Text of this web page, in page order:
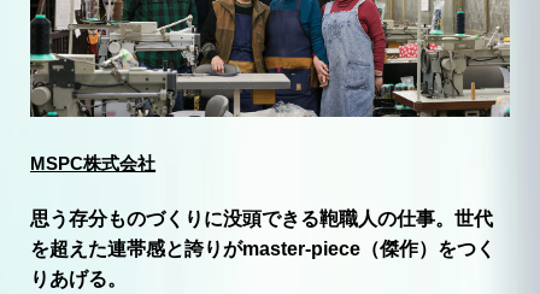
MSPC株式会社
思う存分ものづくりに没頭できる鞄職人の仕事。世代
を超えた連帯感と誇りがmaster-piece（傑作）をつく
りあげる。